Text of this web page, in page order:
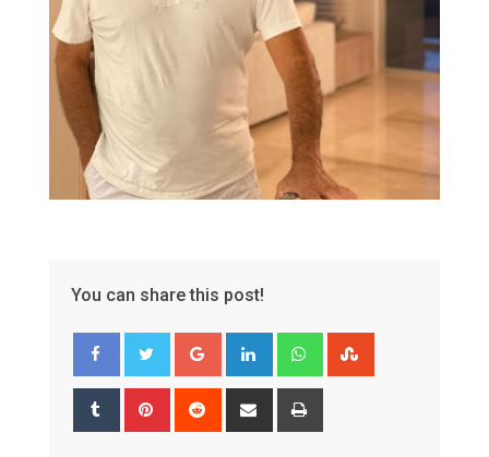
You can share this post!
Google+ LinkedIn Whatsapp
Tumblr Pinterest Reddit
Share